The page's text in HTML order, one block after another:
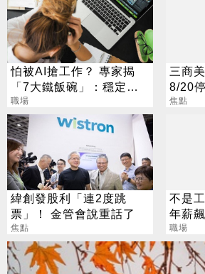
怕被AI搶工作？ 專家揭
「7大鐵飯碗」：穩定又
高薪
職場
三商
8/20
252人
焦點
緯創發股利「連2度跳
票」！ 金管會說重話了
焦點
不是
年薪
70小
職場